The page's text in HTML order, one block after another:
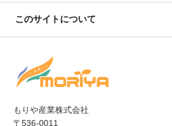
もりや産業株式会社
〒536-0011
このサイトについて